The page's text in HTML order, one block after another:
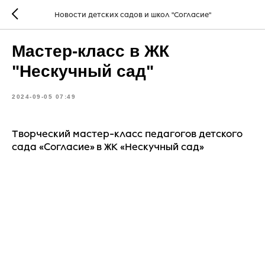
Новости детских садов и школ "Согласие"
Мастер-класс в ЖК
"Нескучный сад"
2024-09-05 07:49
Творческий мастер-класс педагогов детского
сада «Согласие» в ЖК «Нескучный сад»